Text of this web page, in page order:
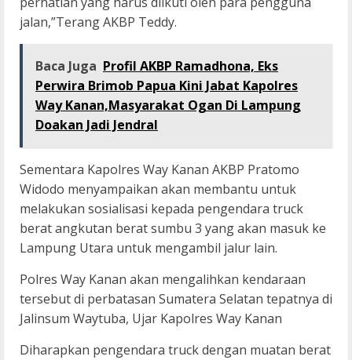
jalan,”Terang AKBP Teddy.
Baca Juga Profil AKBP Ramadhona, Eks
Perwira Brimob Papua Kini Jabat Kapolres
Way Kanan,Masyarakat Ogan Di Lampung
Doakan Jadi Jendral
Sementara Kapolres Way Kanan AKBP Pratomo
Widodo menyampaikan akan membantu untuk
melakukan sosialisasi kepada pengendara truck
berat angkutan berat sumbu 3 yang akan masuk ke
Lampung Utara untuk mengambil jalur lain.
Polres Way Kanan akan mengalihkan kendaraan
tersebut di perbatasan Sumatera Selatan tepatnya di
Jalinsum Waytuba, Ujar Kapolres Way Kanan
Diharapkan pengendara truck dengan muatan berat